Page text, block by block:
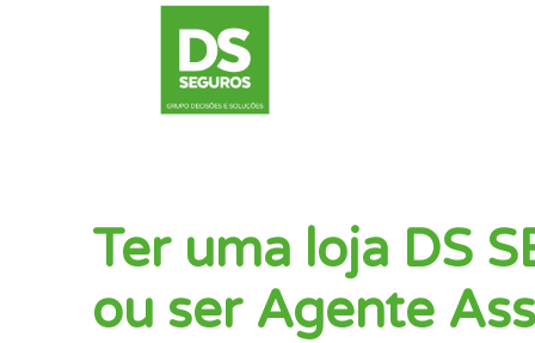
Ter uma loja DS
ou ser Agente